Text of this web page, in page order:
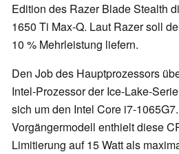
Edition des Razer Blade Stealth
1650 Ti Max-Q. Laut Razer soll
10 % Mehrleistung liefern.
Den Job des Hauptprozessors
Intel-Prozessor der Ice-Lake-
sich um den Intel Core i7-
Vorgängermodell enthielt diese
Limitierung auf 15 Watt als